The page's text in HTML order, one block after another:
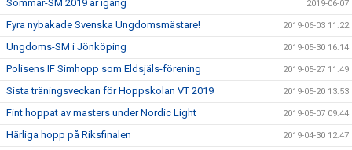
Sommar-SM 2019 är igång 2019-06-07
Fyra nybakade Svenska Ungdomsmästare! 2019-06-03 11:22
Ungdoms-SM i Jönköping 2019-05-30 16:14
Polisens IF Simhopp som Eldsjäls-förening 2019-05-27 11:49
Sista träningsveckan för Hoppskolan VT 2019 2019-05-20 13:53
Fint hoppat av masters under Nordic Light 2019-05-07 09:44
Härliga hopp på Riksfinalen 2019-04-30 12:47